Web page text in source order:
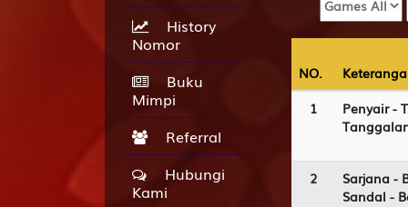
History
Nomor
Buku
Mimpi
Referral
Hubungi
Kami
NO.
NO.
1
Penyair -
2
Sarjana -
Sandal -